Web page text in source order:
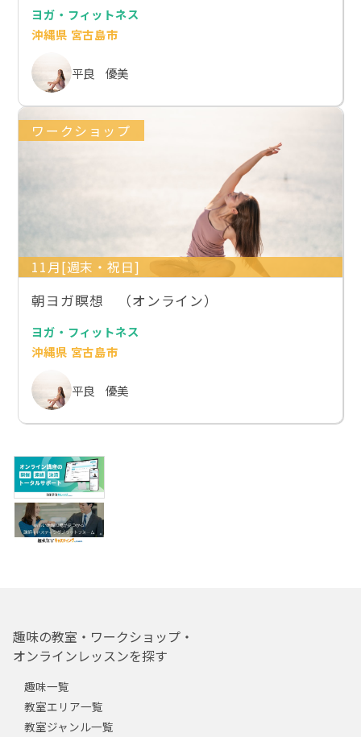
ヨガ・フィットネス
沖縄県 宮古島市
平良 優美
ワークショップ
11月[週末・祝日]
朝ヨガ瞑想 （オンライン）
ヨガ・フィットネス
沖縄県 宮古島市
平良 優美
趣味の教室・ワークショップ・
オンラインレッスンを探す
趣味一覧
教室エリア一覧
教室ジャンル一覧